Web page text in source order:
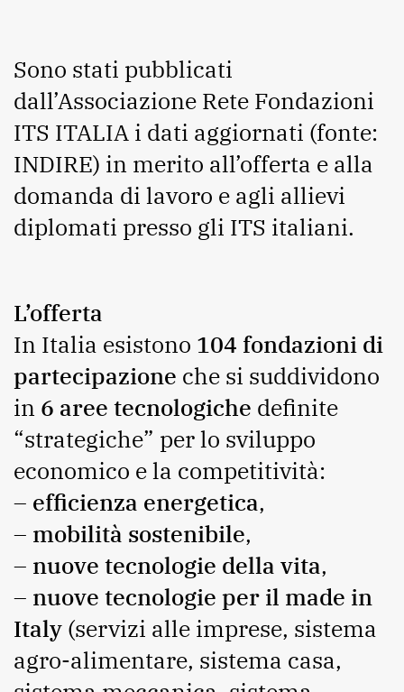
Sono stati pubblicati
dall’Associazione Rete Fondazioni
ITS ITALIA i dati aggiornati (fonte:
INDIRE) in merito all’offerta e alla
domanda di lavoro e agli allievi
diplomati presso gli ITS italiani.
L’offerta
In Italia esistono 104 fondazioni di
partecipazione che si suddividono
in 6 aree tecnologiche definite
“strategiche” per lo sviluppo
economico e la competitività:
– efficienza energetica,
– mobilità sostenibile,
– nuove tecnologie della vita,
– nuove tecnologie per il made in
Italy (servizi alle imprese, sistema
agro-alimentare, sistema casa,